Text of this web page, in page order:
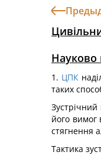
Науково
1. ЦПК
таких
його вимог
стягнення
Тактика